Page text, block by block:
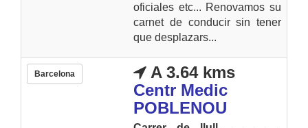
oficiales etc... Renovamos su
carnet de conducir sin tener
que desplazars...
Barcelona
A 3.64 kms
Centr Medic
POBLENOU